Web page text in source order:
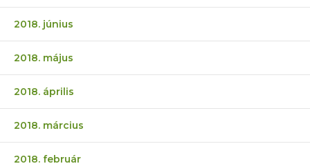
2018. június
2018. május
2018. április
2018. március
2018. február